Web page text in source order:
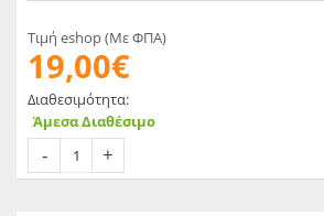
Τιμή eshop (Με ΦΠΑ)
19,00€
Διαθεσιμότητα:
Άμεσα Διαθέσιμο